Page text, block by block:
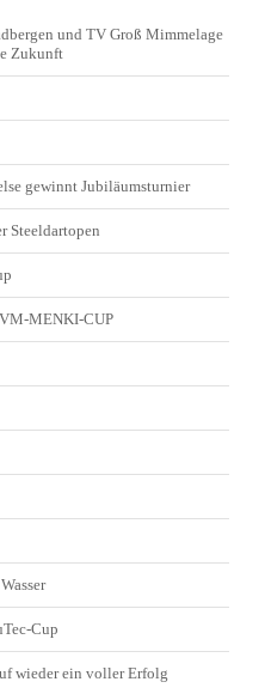
und TV Groß Mimmelage
Zukunft
gewinnt Jubiläumsturnier
Steeldartopen
MENKI-CUP
Cup
wieder ein voller Erfolg